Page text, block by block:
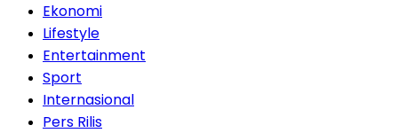
Ekonomi
Lifestyle
Entertainment
Sport
Internasional
Pers Rilis